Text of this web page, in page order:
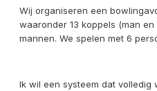
Wij organiseren een
waaronder 13 koppels (man
mannen. We spelen met 6
Ik wil een systeem dat volledig